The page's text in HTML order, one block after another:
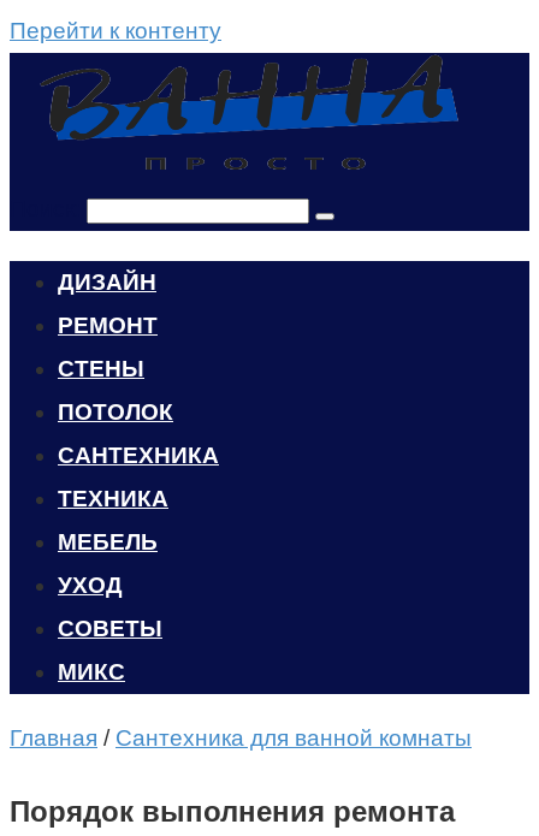
Перейти к контенту
ДИЗАЙН
РЕМОНТ
СТЕНЫ
ПОТОЛОК
САНТЕХНИКА
ТЕХНИКА
МЕБЕЛЬ
УХОД
CОВЕТЫ
МИКС
Главная / Сантехника для ванной комнаты
Порядок выполнения ремонта